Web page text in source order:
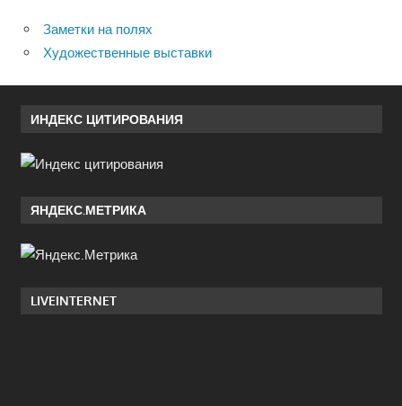
Заметки на полях
Художественные выставки
ИНДЕКС ЦИТИРОВАНИЯ
ЯНДЕКС.МЕТРИКА
LIVEINTERNET